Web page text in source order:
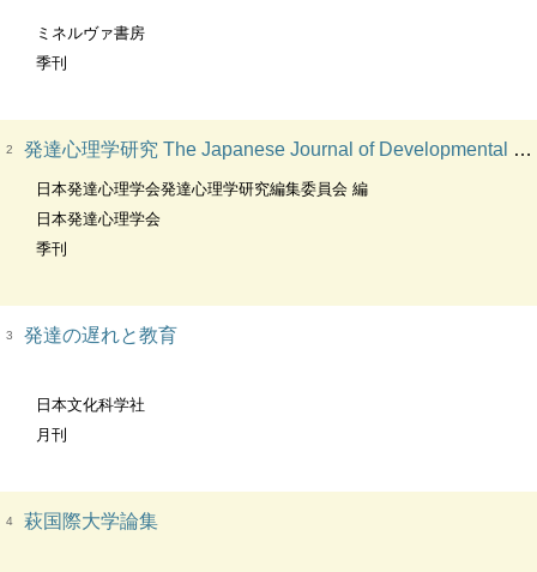
ミネルヴァ書房
季刊
2 発達心理学研究 The Japanese Journal of Developmental Psychology
日本発達心理学会発達心理学研究編集委員会 編
日本発達心理学会
季刊
3 発達の遅れと教育
日本文化科学社
月刊
4 萩国際大学論集